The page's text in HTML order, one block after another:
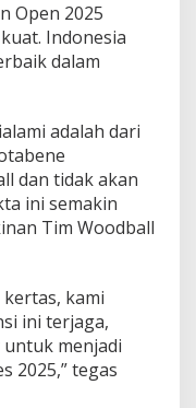
Open 2025
Indonesia
dalam
adalah dari
dan tidak akan
ini semakin
Tim Woodball
kami
ini terjaga,
menjadi
2025,” tegas